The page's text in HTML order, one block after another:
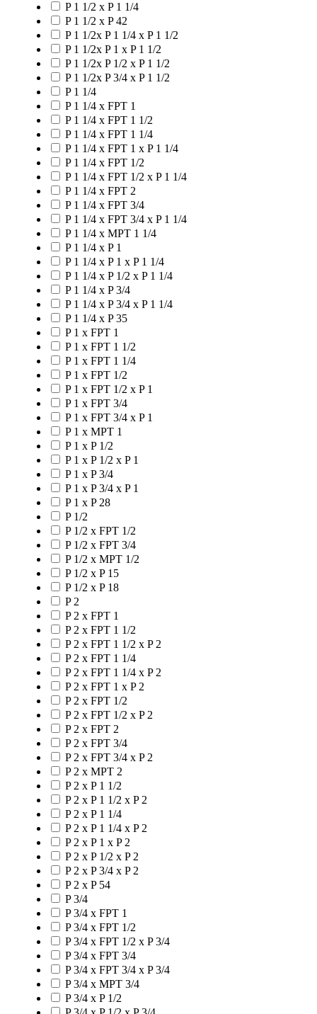
P 1 1/2 x P 1 1/4
P 1 1/2 x P 42
P 1 1/2x P 1 1/4 x P 1 1/2
P 1 1/2x P 1 x P 1 1/2
P 1 1/2x P 1/2 x P 1 1/2
P 1 1/2x P 3/4 x P 1 1/2
P 1 1/4
P 1 1/4 x FPT 1
P 1 1/4 x FPT 1 1/2
P 1 1/4 x FPT 1 1/4
P 1 1/4 x FPT 1 x P 1 1/4
P 1 1/4 x FPT 1/2
P 1 1/4 x FPT 1/2 x P 1 1/4
P 1 1/4 x FPT 2
P 1 1/4 x FPT 3/4
P 1 1/4 x FPT 3/4 x P 1 1/4
P 1 1/4 x MPT 1 1/4
P 1 1/4 x P 1
P 1 1/4 x P 1 x P 1 1/4
P 1 1/4 x P 1/2 x P 1 1/4
P 1 1/4 x P 3/4
P 1 1/4 x P 3/4 x P 1 1/4
P 1 1/4 x P 35
P 1 x FPT 1
P 1 x FPT 1 1/2
P 1 x FPT 1 1/4
P 1 x FPT 1/2
P 1 x FPT 1/2 x P 1
P 1 x FPT 3/4
P 1 x FPT 3/4 x P 1
P 1 x MPT 1
P 1 x P 1/2
P 1 x P 1/2 x P 1
P 1 x P 3/4
P 1 x P 3/4 x P 1
P 1 x P 28
P 1/2
P 1/2 x FPT 1/2
P 1/2 x FPT 3/4
P 1/2 x MPT 1/2
P 1/2 x P 15
P 1/2 x P 18
P 2
P 2 x FPT 1
P 2 x FPT 1 1/2
P 2 x FPT 1 1/2 x P 2
P 2 x FPT 1 1/4
P 2 x FPT 1 1/4 x P 2
P 2 x FPT 1 x P 2
P 2 x FPT 1/2
P 2 x FPT 1/2 x P 2
P 2 x FPT 2
P 2 x FPT 3/4
P 2 x FPT 3/4 x P 2
P 2 x MPT 2
P 2 x P 1 1/2
P 2 x P 1 1/2 x P 2
P 2 x P 1 1/4
P 2 x P 1 1/4 x P 2
P 2 x P 1 x P 2
P 2 x P 1/2 x P 2
P 2 x P 3/4 x P 2
P 2 x P 54
P 3/4
P 3/4 x FPT 1
P 3/4 x FPT 1/2
P 3/4 x FPT 1/2 x P 3/4
P 3/4 x FPT 3/4
P 3/4 x FPT 3/4 x P 3/4
P 3/4 x MPT 3/4
P 3/4 x P 1/2